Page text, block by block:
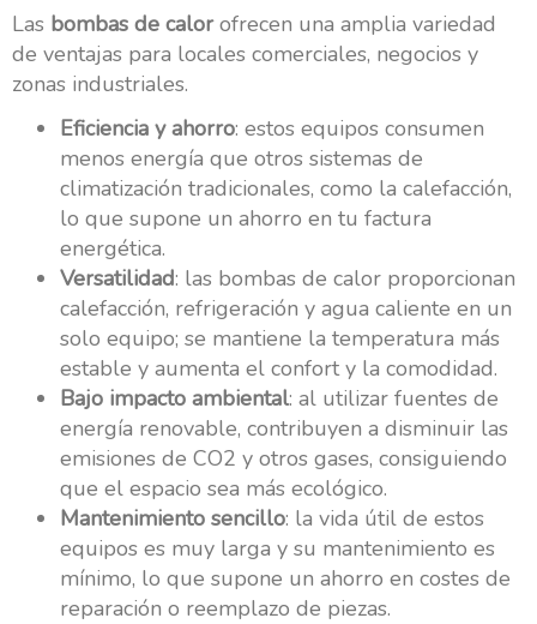
Las bombas de calorofrecen una amplia variedad
de ventajas para locales comerciales, negocios y
zonas industriales.
Eficiencia y ahorro: estos equipos consumen
menos energía que otros sistemas de
climatización tradicionales, como la calefacción,
lo que supone un ahorro en tu factura
energética.
Versatilidad: las bombas de calor proporcionan
calefacción, refrigeración y agua caliente en un
solo equipo; se mantiene la temperatura más
estable y aumenta el confort y la comodidad.
Bajo impacto ambiental: al utilizar fuentes de
energía renovable, contribuyen a disminuir las
emisiones de CO2 y otros gases, consiguiendo
que el espacio sea más ecológico.
Mantenimiento sencillo: la vida útil de estos
equipos es muy larga y su mantenimiento es
mínimo, lo que supone un ahorro en costes de
reparación o reemplazo de piezas.